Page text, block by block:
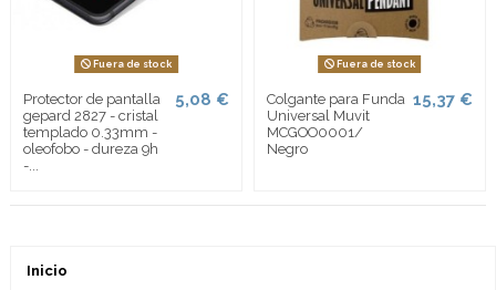
Fuera de stock
Protector de pantalla
gepard 2827 - cristal
templado 0.33mm -
oleofobo - dureza 9h
-...
5,08 €
Fuera de stock
Colgante para Funda
Universal Muvit
MCGOO0001/
Negro
15,37 €
Inicio